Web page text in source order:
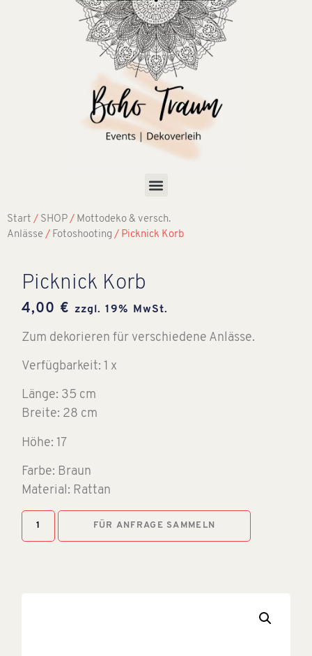
Start / SHOP / Mottodeko & versch.
Anlässe / Fotoshooting / Picknick Korb
Picknick Korb
4,00 € zzgl. 19% MwSt.
Zum dekorieren für verschiedene Anlässe.
Verfügbarkeit: 1 x
Länge: 35 cm
Breite: 28 cm
Höhe: 17
Farbe: Braun
Material: Rattan
FÜR ANFRAGE SAMMELN